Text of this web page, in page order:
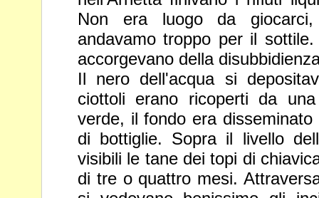
Non era luogo da
andavamo troppo per il
accorgevano della
Il nero dell'acqua si
ciottoli erano ricoperti da
verde, il fondo era
di bottiglie. Sopra il livello
visibili le tane dei topi di
di tre o quattro mesi.